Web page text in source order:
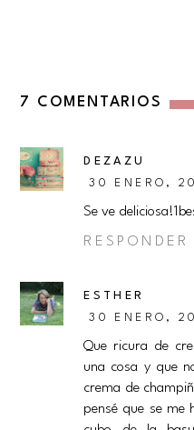
7 COMENTARIOS
DEZAZU
30 ENERO,
Se ve
RESPONDER
ESTHER
30 ENERO,
Que ricura de
una cosa y que
crema de
pensé que se me